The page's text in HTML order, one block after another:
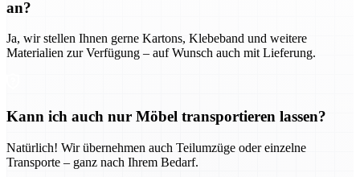
an?
Ja, wir stellen Ihnen gerne Kartons, Klebeband und weitere
Materialien zur Verfügung – auf Wunsch auch mit Lieferung.
Kann ich auch nur Möbel transportieren lassen?
Natürlich! Wir übernehmen auch Teilumzüge oder einzelne
Transporte – ganz nach Ihrem Bedarf.